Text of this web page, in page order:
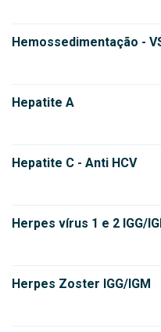
Hemossedimentação -
Hepatite A
Hepatite C - Anti HCV
Herpes vírus 1 e 2 IGG/
Herpes Zoster IGG/IGM